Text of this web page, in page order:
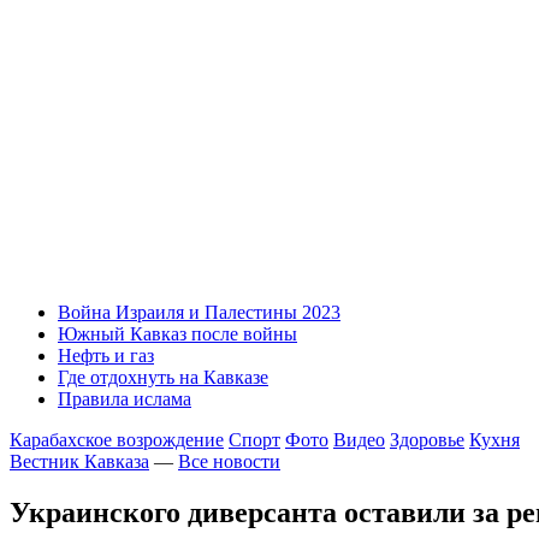
Война Израиля и Палестины 2023
Южный Кавказ после войны
Нефть и газ
Где отдохнуть на Кавказе
Правила ислама
Карабахское возрождение Спорт Фото Видео Здоровье Кухня
Вестник Кавказа — Все новости
Украинского диверсанта оставили за